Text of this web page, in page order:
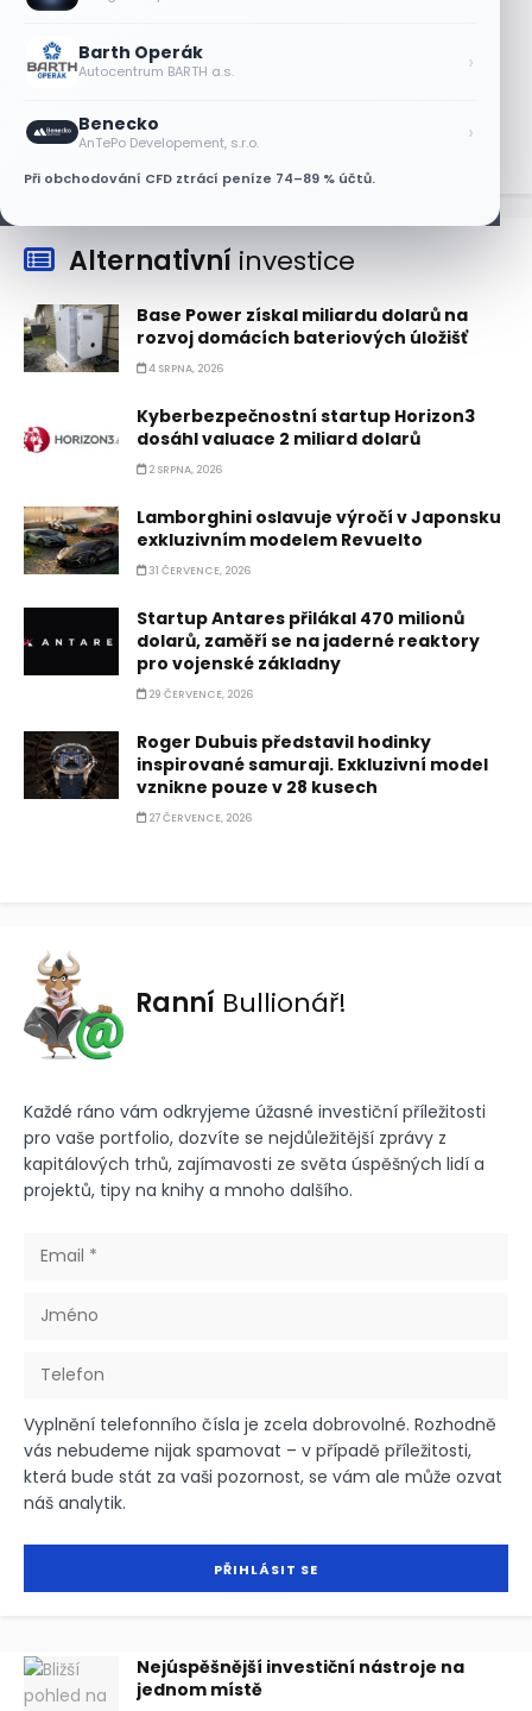
Barth Operák
Autocentrum BARTH a.s. ›
Benecko
AnTePo Developement, s.r.o. ›
Při obchodování CFD ztrácí peníze 74–89 % účtů.
Jalapeňová kauza tlačí akcie Chipotle
níž. Analytici ale zůstávají klidní
Alternativní investice
Base Power získal miliardu dolarů na
rozvoj domácích bateriových úložišť
4 SRPNA, 2026
Kyberbezpečnostní startup Horizon3
dosáhl valuace 2 miliard dolarů
2 SRPNA, 2026
Lamborghini oslavuje výročí v Japonsku
exkluzivním modelem Revuelto
31 ČERVENCE, 2026
Startup Antares přilákal 470 milionů
dolarů, zaměří se na jaderné reaktory
pro vojenské základny
29 ČERVENCE, 2026
Roger Dubuis představil hodinky
inspirované samuraji. Exkluzivní model
vznikne pouze v 28 kusech
27 ČERVENCE, 2026
Ranní Bullionář!
Každé ráno vám odkryjeme úžasné investiční příležitosti
pro vaše portfolio, dozvíte se nejdůležitější zprávy z
kapitálových trhů, zajímavosti ze světa úspěšných lidí a
projektů, tipy na knihy a mnoho dalšího.
Vyplnění telefonního čísla je zcela dobrovolné. Rozhodně
vás nebudeme nijak spamovat – v případě příležitosti,
která bude stát za vaši pozornost, se vám ale může ozvat
náš analytik.
Nejúspěšnější investiční nástroje na
jednom místě